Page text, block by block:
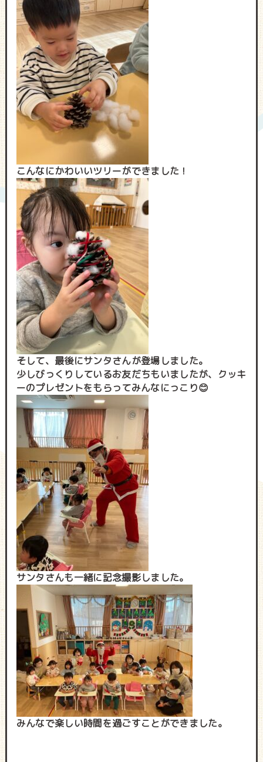
こんなにかわいいツリーができました！
そして、最後にサンタさんが登場しました。
少しびっくりしているお友だちもいましたが、クッキ
ーのプレゼントをもらってみんなにっこり😊
サンタさんも一緒に記念撮影しました。
みんなで楽しい時間を過ごすことができました。